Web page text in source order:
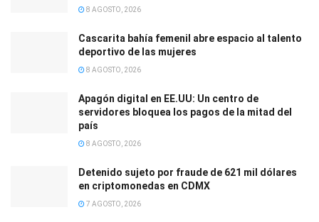
8 AGOSTO, 2026
Cascarita bahía femenil abre espacio al talento
deportivo de las mujeres
8 AGOSTO, 2026
Apagón digital en EE.UU: Un centro de
servidores bloquea los pagos de la mitad del
país
8 AGOSTO, 2026
Detenido sujeto por fraude de 621 mil dólares
en criptomonedas en CDMX
7 AGOSTO, 2026